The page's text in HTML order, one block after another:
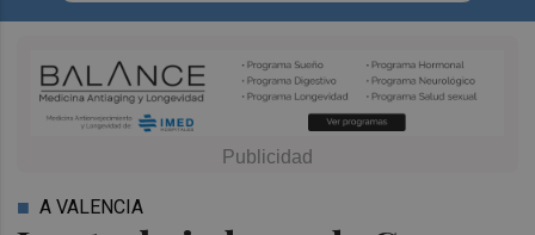
A VALENCIA